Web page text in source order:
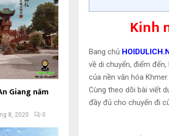
Kinh
Bang chủ
về di chuyển, điểm
của nền văn hóa
Cùng theo dõi bài viết
đầy đủ cho chuyến đi
Giang năm
8, 2020 0